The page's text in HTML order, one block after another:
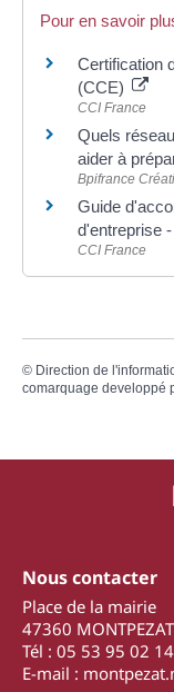
Pour en savoir
Certification
(CCE)
CCI France
Quels
aider à
Bpifrance
Guide
d'entreprise
CCI France
© Direction de
comarquage developpé
Nous contacter
Place de la mairie
47360 MONTPEZAT
Tél : 05 53 95 02 14
E-mail :